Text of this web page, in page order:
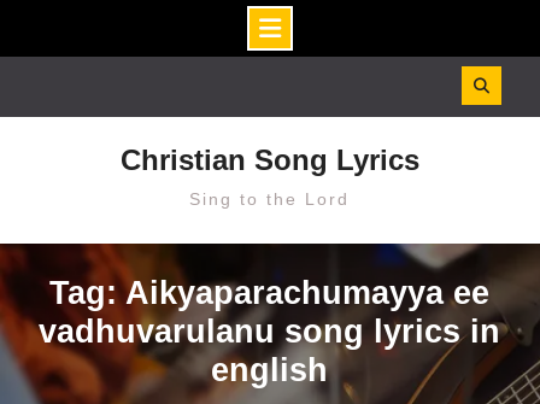
Christian Song Lyrics
Sing to the Lord
Tag: Aikyaparachumayya ee
vadhuvarulanu song lyrics in
english